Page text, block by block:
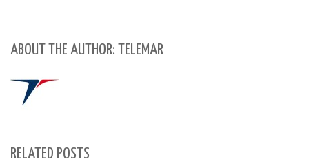
ABOUT THE AUTHOR: TELEMAR
RELATED POSTS